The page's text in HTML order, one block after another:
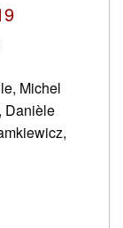
Michel
Danièle